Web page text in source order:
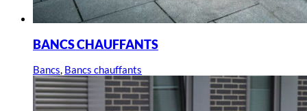
BANCS CHAUFFANTS
Bancs, Bancs chauffants